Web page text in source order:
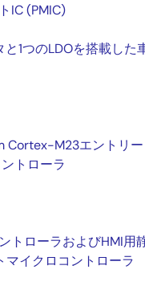
IC (PMIC)
1つのLDOを搭載した
Cortex-M23エントリ
トローラ
トローラおよびHMI用
イクロコントローラ